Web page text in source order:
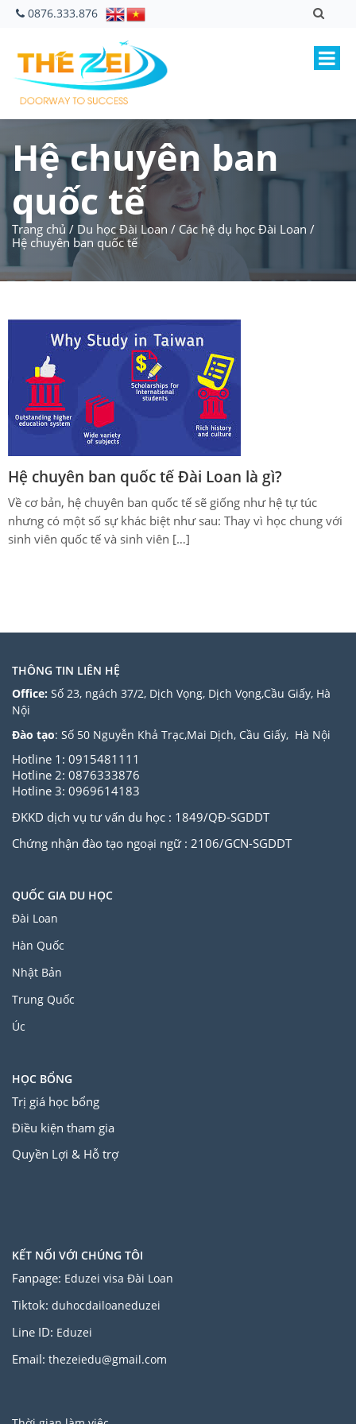
0876.333.876
Hệ chuyên ban
quốc tế
Trang chủ / Du học Đài Loan / Các hệ dụ học Đài Loan /
Hệ chuyên ban quốc tế
Hệ chuyên ban quốc tế Đài Loan là gì?
Về cơ bản, hệ chuyên ban quốc tế sẽ giống như hệ tự túc
nhưng có một số sự khác biệt như sau: Thay vì học chung với
sinh viên quốc tế và sinh viên […]
THÔNG TIN LIÊN HỆ
Office: Số 23, ngách 37/2, Dịch Vọng, Dịch Vọng,Cầu Giấy, Hà
Nội
Đào tạo: Số 50 Nguyễn Khả Trạc,Mai Dịch, Cầu Giấy, Hà Nội
Hotline 1: 0915481111
Hotline 2: 0876333876
Hotline 3: 0969614183
ĐKKD dịch vụ tư vấn du học : 1849/QĐ-SGDDT
Chứng nhận đào tạo ngoại ngữ : 2106/GCN-SGDDT
QUỐC GIA DU HỌC
Đài Loan
Hàn Quốc
Nhật Bản
Trung Quốc
Úc
HỌC BỔNG
Trị giá học bổng
Điều kiện tham gia
Quyền Lợi & Hỗ trợ
KẾT NỐI VỚI CHÚNG TÔI
Fanpage: Eduzei visa Đài Loan
Tiktok: duhocdailoaneduzei
Line ID: Eduzei
Email: thezeiedu@gmail.com